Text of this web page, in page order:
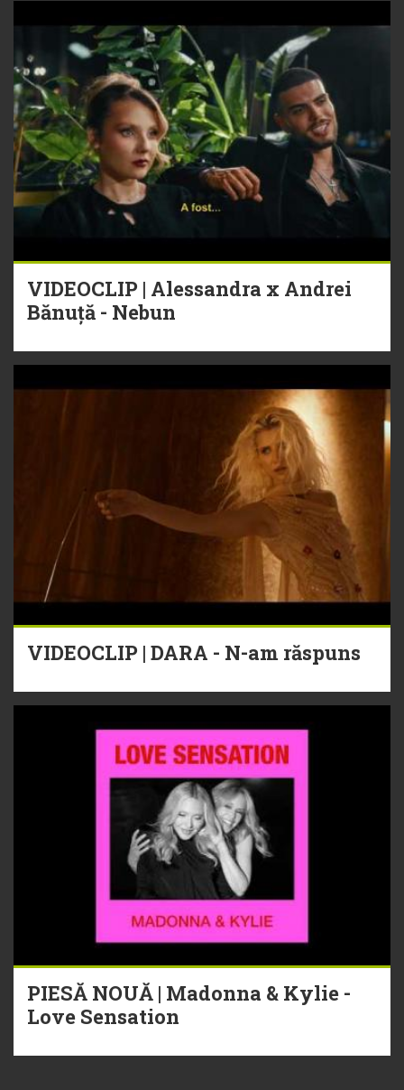
VIDEOCLIP | Alessandra x Andrei
Bănuță - Nebun
VIDEOCLIP | DARA - N-am răspuns
PIESĂ NOUĂ | Madonna & Kylie -
Love Sensation